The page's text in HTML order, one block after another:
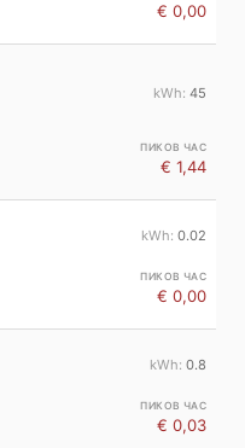
€ 0,00
45
€ 1,44
0.02
€ 0,00
0.8
€ 0,03